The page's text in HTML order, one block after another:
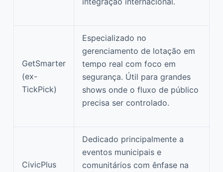
GetSmarter
(ex-
TickPick)
Especializado no
gerenciamento de lotação em
tempo real com foco em
segurança. Útil para grandes
shows onde o fluxo de público
precisa ser controlado.
CivicPlus
Dedicado principalmente a
eventos municipais e
comunitários com ênfase na